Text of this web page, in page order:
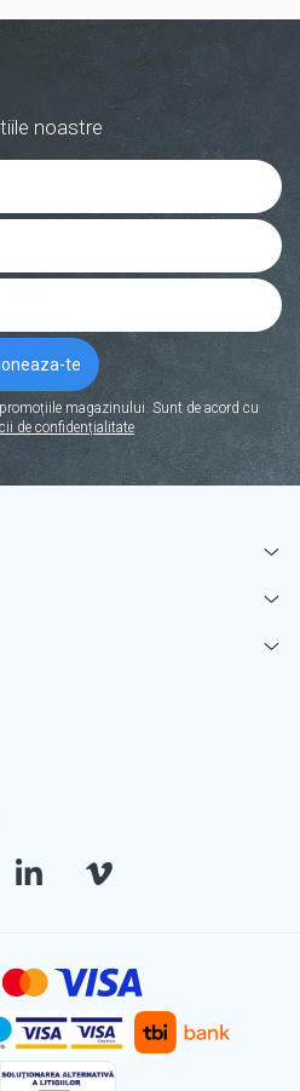
noastre
magazinului. Sunt de acord cu
de confidențialitate